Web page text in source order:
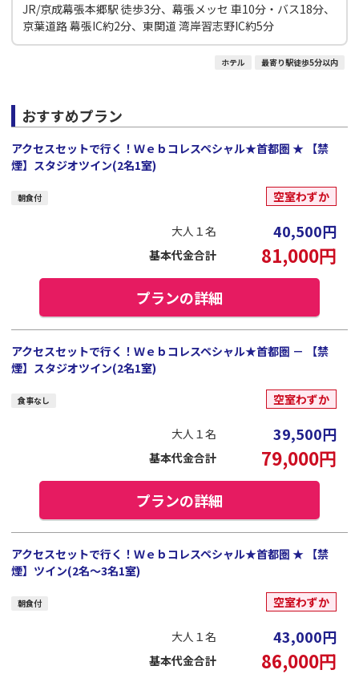
JR/京成幕張本郷駅 徒歩3分、幕張メッセ 車10分・バス18分、
京葉道路 幕張IC約2分、東関道 湾岸習志野IC約5分
ホテル 最寄り駅徒歩5分以内
おすすめプラン
アクセスセットで行く！Ｗｅｂコレスペシャル★首都圏 ★ 【禁
煙】スタジオツイン(2名1室)
朝食付 空室わずか
大人１名 40,500円
基本代金合計 81,000円
プランの詳細
アクセスセットで行く！Ｗｅｂコレスペシャル★首都圏 － 【禁
煙】スタジオツイン(2名1室)
食事なし 空室わずか
大人１名 39,500円
基本代金合計 79,000円
プランの詳細
アクセスセットで行く！Ｗｅｂコレスペシャル★首都圏 ★ 【禁
煙】ツイン(2名～3名1室)
朝食付 空室わずか
大人１名 43,000円
基本代金合計 86,000円